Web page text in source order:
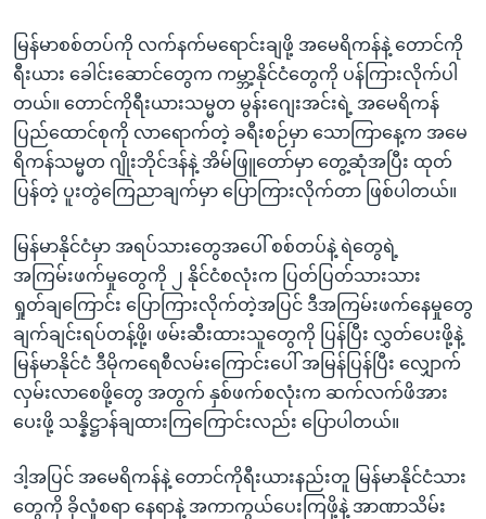
ရန်မြန်မာစစ်တပ်ကို လက်နက်မရောင်းချဖို့ အမေရိကန်နဲ့ တောင်ကို
ရီးယား ခေါင်းဆောင်တွေက ကမ္ဘာ့နိုင်ငံတွေကို ပန်ကြားလိုက်ပါ
တယ်။ တောင်ကိုရီးယားသမ္မတ မွန်းဂျေးအင်းရဲ့ အမေရိကန်
ပြည်ထောင်စုကို လာရောက်တဲ့ ခရီးစဉ်မှာ သောကြာနေ့က အမေ
ရိကန်သမ္မတ ဂျိုးဘိုင်ဒန်နဲ့ အိမ်ဖြူတော်မှာ တွေ့ဆုံအပြီး ထုတ်
ပြန်တဲ့ ပူးတွဲကြေညာချက်မှာ ပြောကြားလိုက်တာ ဖြစ်ပါတယ်။
မြန်မာနိုင်ငံမှာ အရပ်သားတွေအပေါ် စစ်တပ်နဲ့ ရဲတွေရဲ့
အကြမ်းဖက်မှုတွေကို ၂ နိုင်ငံစလုံးက ပြတ်ပြတ်သားသား
ရှုတ်ချကြောင်း ပြောကြားလိုက်တဲ့အပြင် ဒီအကြမ်းဖက်နေမှုတွေ
ချက်ချင်းရပ်တန့်ဖို့၊ ဖမ်းဆီးထားသူတွေကို ပြန်ပြီး လွှတ်ပေးဖို့နဲ့
မြန်မာနိုင်ငံ ဒီမိုကရေစီလမ်းကြောင်းပေါ် အမြန်ပြန်ပြီး လျှောက်
လှမ်းလာစေဖို့တွေ အတွက် နှစ်ဖက်စလုံးက ဆက်လက်ဖိအား
ပေးဖို့ သန္နိဋ္ဌာန်ချထားကြကြောင်းလည်း ပြောပါတယ်။
ဒါ့အပြင် အမေရိကန်နဲ့ တောင်ကိုရီးယားနည်းတူ မြန်မာနိုင်ငံသား
တွေကို ခိုလှုံစရာ နေရာနဲ့ အကာကွယ်ပေးကြဖို့နဲ့ အာဏာသိမ်း